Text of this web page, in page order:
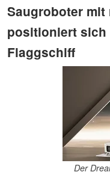
Saugroboter
positioniert sich
Flaggschiff
Der